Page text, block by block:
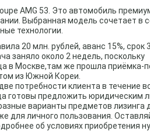
AMG 53. Это автомобиль
Выбранная модель сочетает в
технологии.
20 млн. рублей, аванс 15%, срок
заняло около 2 недель, поскольку
в Москве,там же прошла приёмка-
из Южной Кореи.
потребности клиента в течение
готовы предложить юридическим
варианты предметов лизинга
для личного пользования.
об условиях приобретения